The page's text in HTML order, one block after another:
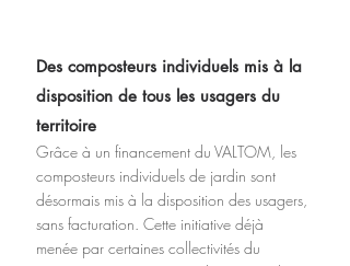
Des composteurs individuels mis à la
disposition de tous les usagers du
territoire
Grâce à un financement du VALTOM, les
composteurs individuels de jardin sont
désormais mis à la disposition des usagers,
sans facturation. Cette initiative déjà
menée par certaines collectivités du